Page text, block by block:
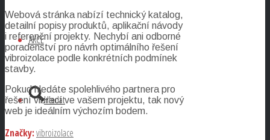
AKCE
Hledat
Webová stránka nabízí technický katalog,
detailní popisy produktů, aplikační návody
i referenční projekty. Nechybí ani odborné
poradenství pro návrh optimálního řešení
vibroizolace podle konkrétních podmínek
stavby.
Pokud hledáte spolehlivého partnera pro
řešení vibrací ve vašem projektu, tak nový
web je ideálním výchozím bodem.
Značky:vibroizolace